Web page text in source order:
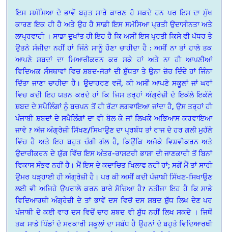
ਇਸ ਸਮੱਸਿਆ ਦੇ ਭਾਵੇਂ ਬਹੁਤ ਸਾਰੇ ਕਾਰਣ ਹੋ ਸਕਦੇ ਹਨ ਪਰ ਇਸ ਦਾ ਮੁੱਖ
ਕਾਰਣ ਇਕ ਹੀ ਹੈ ਅਤੇ ਉਹ ਹੈ ਸਾਡੀ ਇਸ ਸਮੱਸਿਆ ਪ੍ਰਤੀ ਉਦਾਸੀਨਤਾ ਅਤੇ
ਲਾਪ੍ਰਵਾਹੀ । ਸਾਡਾ ਦੁਖਾਂਤ ਹੀ ਇਹ ਹੈ ਕਿ ਅਸੀਂ ਇਸ ਪ੍ਰਤੀ ਕਿਸੇ ਵੀ ਪੱਧਰ ਤੇ
ਉਤਨੇ ਸੰਜੀਦਾ ਨਹੀਂ ਹਾਂ ਜਿੰਨੇ ਸਾਨੂੰ ਹੋਣਾ ਚਾਹੀਦਾ ਹੈ : ਅਸੀਂ ਨਾ ਤਾਂ ਹਾਲੇ ਤਕ
ਆਪਣੇ ਸ਼ਬਦਾਂ ਦਾ ਮਿਆਰੀਕਰਨ ਕਰ ਸਕੇ ਹਾਂ ਅਤੇ ਨਾ ਹੀ ਆਪਣੀਆਂ
ਵਿਦਿਅਕ ਸੰਸਥਾਵਾਂ ਵਿਚ ਸ਼ਬਦ-ਜੋੜਾਂ ਦੀ ਸ਼ੁੱਧਤਾ ਤੇ ਉਨਾ ਜ਼ੋਰ ਦਿੰਦੇ ਹਾਂ ਜਿੰਨਾ
ਦਿੱਤਾ ਜਾਣਾ ਚਾਹੀਦਾ ਹੈ। ਉਦਾਹਰਣ ਵਜੋਂ, ਕੀ ਅਸੀਂ ਆਪਣੇ ਸਕੂਲਾਂ ਜਾਂ ਘਰਾਂ
ਵਿਚ ਕਦੀ ਇਹ ਯਤਨ ਕਰਦੇ ਹਾਂ ਕਿ ਜਿਸ ਤਰ੍ਹਾਂ ਅੰਗ੍ਰੇਜ਼ੀ ਦੇ ਇਕੱਲੇ ਇਕੱਲੇ
ਸ਼ਬਦ ਦੇ ਸਪੈਲਿੰਗਾਂ ਨੂੰ ਬਚਪਨ ਤੋਂ ਹੀ ਰੱਟਾ ਲਗਵਾਇਆ ਜਾਂਦਾ ਹੈ, ਉਸ ਤਰ੍ਹਾਂ ਹੀ
ਪੰਜਾਬੀ ਸ਼ਬਦਾਂ ਦੇ ਸਪੈਲਿੰਗਾਂ ਦਾ ਵੀ ਬੋਲ ਕੇ ਜਾਂ ਲਿਖਕੇ ਅਭਿਆਸ ਕਰਵਾਇਆ
ਜਾਵੇ ? ਅੱਜ ਅੰਗ੍ਰੇਜ਼ੀ ਸਿੱਖਣ/ਸਿਖਾਉਣ ਦਾ ਪ੍ਰਬੰਧ ਤਾਂ ਰਾਜ ਦੇ ਹਰ ਗਲੀ ਮੁਹੱਲੇ
ਵਿੱਚ ਹੈ ਅਤੇ ਇਹ ਬਹੁਤ ਚੰਗੀ ਗੱਲ ਹੈ, ਕਿਉਂਕਿ ਅਜੋਕੇ ਵਿਸ਼ਵੀਕਰਨ ਅਤੇ
ਉਦਾਰੀਕਰਨ ਦੇ ਯੁੱਗ ਵਿੱਚ ਇਸ ਅੰਤਰ-ਰਾਸ਼ਟਰੀ ਭਾਸ਼ਾ ਦੀ ਜਾਣਕਾਰੀ ਤੋਂ ਬਿਨਾਂ
ਵਿਕਾਸ ਸੰਭਵ ਨਹੀਂ ਹੈ। ਮੈਂ ਇਸ ਦੇ ਕਦਾਚਿਤ ਖਿਲਾਫ ਨਹੀਂ ਹਾਂ; ਸਗੋਂ ਮੈਂ ਤਾਂ ਸਾਰੀ
ਉਮਰ ਪੜ੍ਹਾਈ ਹੀ ਅੰਗ੍ਰੇਜ਼ੀ ਹੈ। ਪਰ ਕੀ ਅਸੀਂ ਕਦੀ ਪੰਜਾਬੀ ਸਿੱਖਣ-ਸਿਖਾਉਣ
ਲਈ ਵੀ ਅਜਿਹੇ ਉਪਰਾਲੇ ਕਰਨ ਬਾਰੇ ਸੋਚਿਆ ਹੈ? ਨਤੀਜਾ ਇਹ ਹੈ ਕਿ ਸਾਡੇ
ਵਿਦਿਆਰਥੀ ਅੰਗ੍ਰੇਜ਼ੀ ਦੇ ਤਾਂ ਭਾਵੇਂ ਦਸ ਵਿਚੋਂ ਦਸ ਸ਼ਬਦ ਸ਼ੁੱਧ ਲਿਖ ਦੇਣ ਪਰ
ਪੰਜਾਬੀ ਦੇ ਕਈ ਵਾਰ ਦਸ ਵਿਚੋਂ ਚਾਰ ਸ਼ਬਦ ਵੀ ਸ਼ੁੱਧ ਨਹੀਂ ਲਿਖ ਸਕਦੇ । ਜਿਥੋਂ
ਤਕ ਸਾਡੇ ਪਿੰਡਾਂ ਦੇ ਸਰਕਾਰੀ ਸਕੂਲਾਂ ਦਾ ਸਬੰਧ ਹੈ ਉਹਨਾਂ ਦੇ ਬਹੁਤੇ ਵਿਦਿਆਰਥੀ